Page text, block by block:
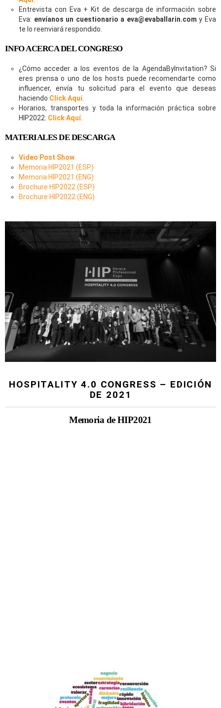
Entrevista con Eva + Kit de descarga de información sobre
Eva: envíanos un cuestionario a eva@evaballarin.com y Eva
te lo reenviará respondido.
INFO ACERCA DEL CONGRESO
¿Cómo acceder a los eventos de la AgendaByInvitation? Si
eres prensa o uno de los hosts puede recomendarte como
influencer, envía tu solicitud para el evento que deseas
haciendo Click Aquí.
Horarios, transportes y toda la información práctica sobre
HIP2022: Click Aquí.
MATERIALES DE DESCARGA
Video Post Show
Memoria HIP2021 (ESP)
Memoria HIP2021 (ENG)
Brochure HIP2022 (ESP)
Brochure HIP2022 (ENG)
HOSPITALITY 4.0 CONGRESS – EDICIÓN
DE 2021
Memoria de HIP2021